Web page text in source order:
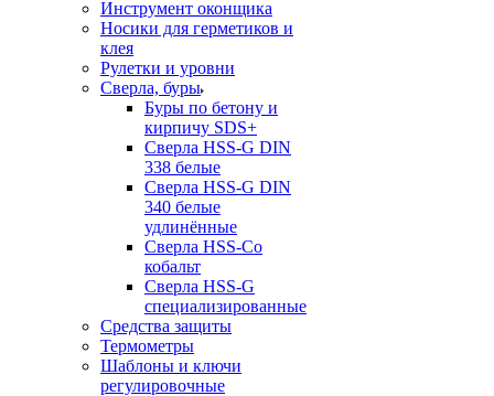
Инструмент оконщика
Носики для герметиков и
клея
Рулетки и уровни
Сверла, буры
Буры по бетону и
кирпичу SDS+
Сверла HSS-G DIN
338 белые
Сверла HSS-G DIN
340 белые
удлинённые
Сверла HSS-Co
кобальт
Сверла HSS-G
специализированные
Средства защиты
Термометры
Шаблоны и ключи
регулировочные